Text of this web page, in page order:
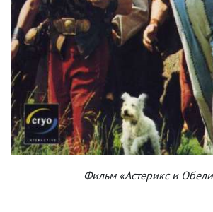
Фильм «Астерикс и